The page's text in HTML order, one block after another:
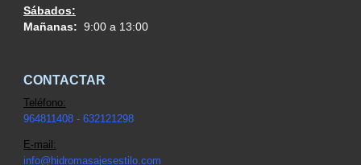
Sábados:
Mañanas: 9:00 a 13:00
CONTACTAR
Teléfono:
964811408 - 632121298
E-mail:
info@hidromasajesestilo.com